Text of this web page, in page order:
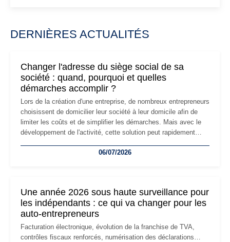
DERNIÈRES ACTUALITÉS
Changer l'adresse du siège social de sa
société : quand, pourquoi et quelles
démarches accomplir ?
Lors de la création d'une entreprise, de nombreux entrepreneurs
choisissent de domicilier leur société à leur domicile afin de
limiter les coûts et de simplifier les démarches. Mais avec le
développement de l'activité, cette solution peut rapidement
professionnels, recrutement, image de marque… Le
06/07/2026
Une année 2026 sous haute surveillance pour
les indépendants : ce qui va changer pour les
auto-entrepreneurs
Facturation électronique, évolution de la franchise de TVA,
contrôles fiscaux renforcés, numérisation des déclarations…